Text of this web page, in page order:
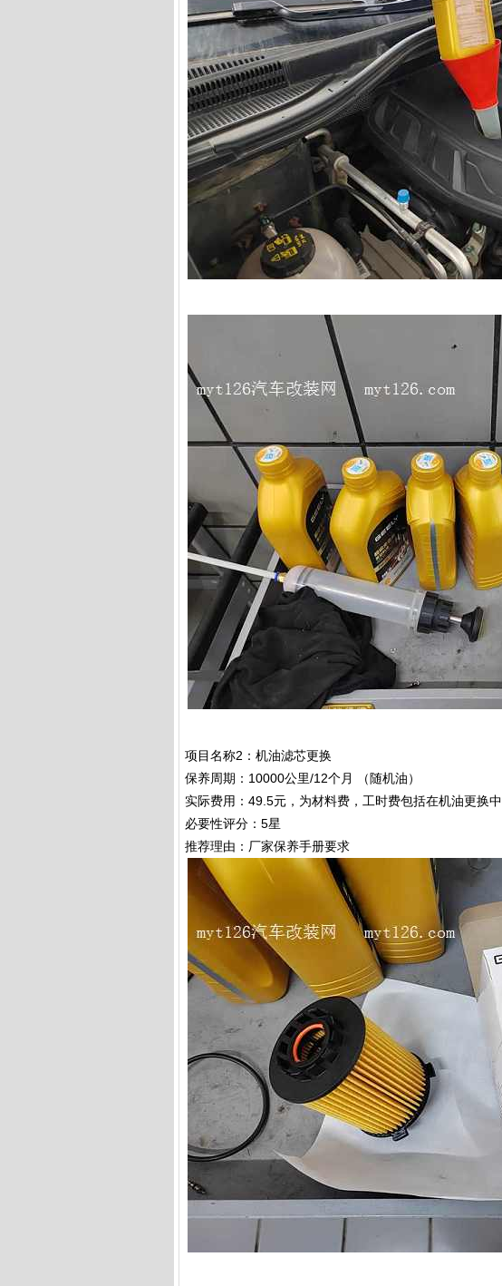
项目名称2：机油滤芯更换
保养周期：10000公里/12个月 （随机油）
实际费用：49.5元，为材料费，工时费包括在机油更换中
必要性评分：5星
推荐理由：厂家保养手册要求